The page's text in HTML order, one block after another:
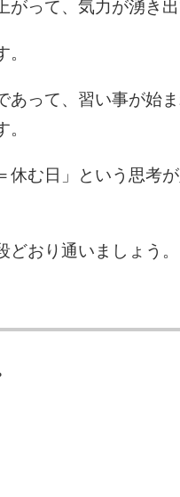
って、気力が湧き出
あって、習い事が始
む日」という思考
どおり通いましょう。